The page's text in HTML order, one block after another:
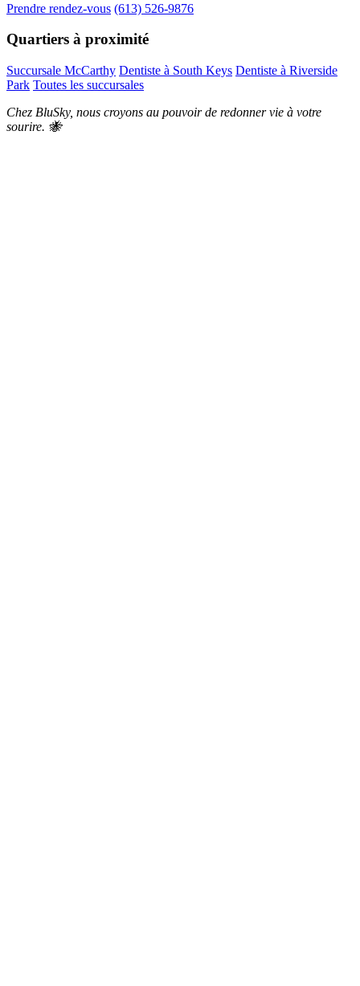
Prendre rendez-vous (613) 526-9876
Quartiers à proximité
Succursale McCarthy Dentiste à South Keys Dentiste à Riverside
Park Toutes les succursales
Chez BluSky, nous croyons au pouvoir de redonner vie à votre
sourire. 🐝